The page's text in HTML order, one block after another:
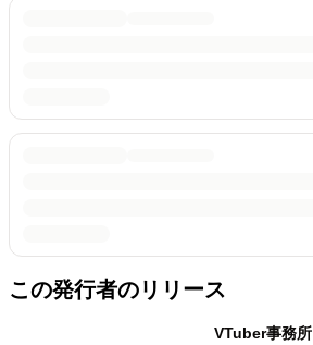
この発行者のリリース
VTuber事務